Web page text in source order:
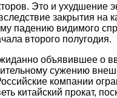
Это и ухудшение
закрытия на
падению видимого
второго полугодия.
объявившее о
сужению
компании
китайский прокат,